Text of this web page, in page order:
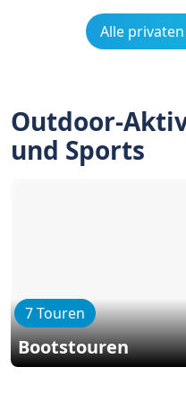
Alle
Outdoor-
und Sports
7 Touren
Bootstouren